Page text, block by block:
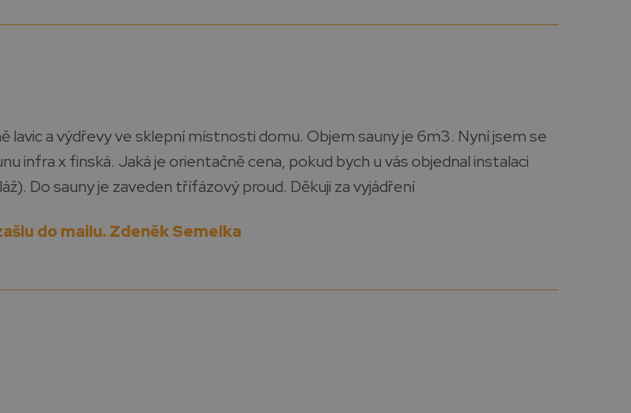
a výdřevy ve sklepní místnosti domu. Objem sauny je 6m3. Nyní jsem se
infra x finská. Jaká je orientačně cena, pokud bych u vás objednal instalaci
Do sauny je zaveden třífázový proud. Děkuji za vyjádření
do mailu. Zdeněk Semelka